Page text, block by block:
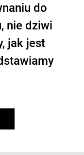
do
nie dziwi
jak jest